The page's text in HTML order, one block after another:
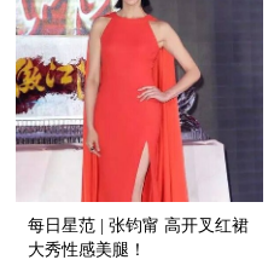
每日星范 | 张钧甯 高开叉红裙
大秀性感美腿！